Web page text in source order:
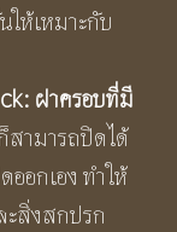
ห้เหมาะกับ
ฝาครอบที่มี
ามารถปิดได้
ออกเอง ทำให้
สิ่งสกปรก